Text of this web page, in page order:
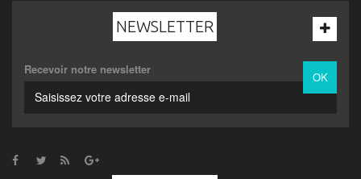
NEWSLETTER
Recevoir notre newsletter
OK